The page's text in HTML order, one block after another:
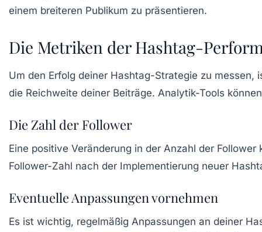
einem breiteren Publikum zu präsentieren.
Die Metriken der Hashtag-
Um den Erfolg deiner Hashtag-Strategie zu
die Reichweite deiner Beiträge. Analytik-Tools
Die Zahl der Follower
Eine positive Veränderung in der Anzahl der
Follower-Zahl nach der Implementierung neuer
Eventuelle Anpassungen vornehmen
Es ist wichtig, regelmäßig Anpassungen an deiner